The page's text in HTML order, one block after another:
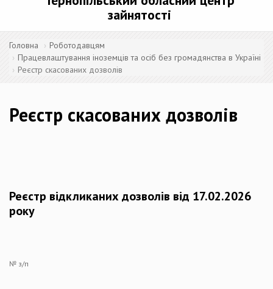
зайнятості
Головна
Роботодавцям
Працевлаштування іноземців та осіб без громадянства в Україні
Реєстр скасованих дозволів
Реєстр скасованих дозволів
Реєстр відкликаних дозволів від 17.02.2026
року
№ з/п